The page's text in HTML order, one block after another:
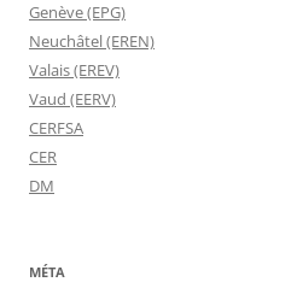
Genève (EPG)
Neuchâtel (EREN)
Valais (EREV)
Vaud (EERV)
CERFSA
CER
DM
MÉTA